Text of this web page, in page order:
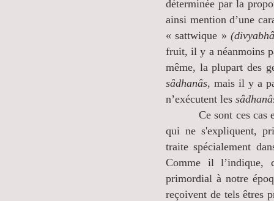
déterminée par la
ainsi mention d’une
« sattwique »
fruit, il y a néanmoins
même, la plupart des
sâdhanâs, mais il y a
n’exécutent les
Ce sont ces cas
qui ne s'expliquent,
traite spécialement
Comme il l’indique,
primordial à notre
reçoivent de tels êtres